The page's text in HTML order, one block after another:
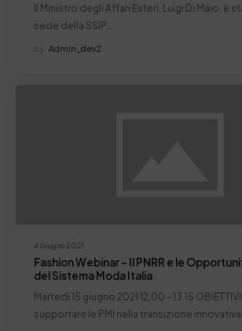
Il Ministro degli Affari Esteri, Luigi Di Maio, è
sede della SSIP…
by Admin_dev2
4 Giugno 2021
Fashion Webinar – Il PNRR e le
del Sistema Moda Italia
Martedì 15 giugno 2021 12.00 - 13.15
supportare le PMI nella transizione innovativa…